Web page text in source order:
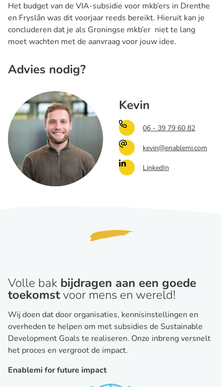
Het budget van de VIA-subsidie voor mkb’ers in Drenthe
en Fryslân was dit voorjaar reeds bereikt. Hieruit kan je
concluderen dat je als Groningse mkb’er niet te lang
moet wachten met de aanvraag voor jouw idee.
Advies nodig?
Kevin
06 - 39 79 60 82
kevin@enablemi.com
LinkedIn
Volle bak bijdragen aan een goede
toekomstvoor mens en wereld!
Wij doen dat door organisaties, kennisinstellingen en
overheden te helpen om met subsidies de Sustainable
Development Goals te realiseren. Onze inbreng versnelt
het proces en vergroot de impact.
Enablemi for future impact